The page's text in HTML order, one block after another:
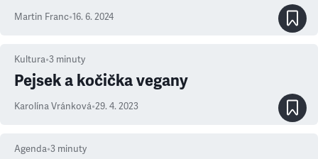
Martin Franc•16. 6. 2024
Kultura•3 minuty
Pejsek a kočička vegany
Karolína Vránková•29. 4. 2023
Agenda•3 minuty